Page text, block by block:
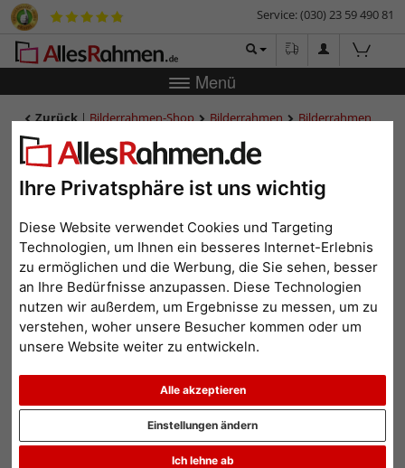
Ihre Privatsphäre ist uns wichtig
Diese Website verwendet Cookies und Targeting
Technologien, um Ihnen ein besseres Internet-Erlebnis
zu ermöglichen und die Werbung, die Sie sehen, besser
an Ihre Bedürfnisse anzupassen. Diese Technologien
nutzen wir außerdem, um Ergebnisse zu messen, um zu
verstehen, woher unsere Besucher kommen oder um
unsere Website weiter zu entwickeln.
Alle akzeptieren
Ich lehne ab
Einstellungen ändern
Service: (030) 23 59 490 81
Menü
Zurück|Bilderrahmen-Shop Bilderrahmen
Bilderrahmen
Kunststoff
Kunststoff-Bilderrahmen
Sevilla